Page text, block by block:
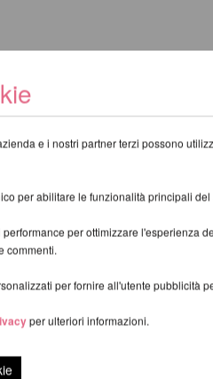
e i nostri partner terzi possono
per abilitare le funzionalità principali
per ottimizzare l'esperienza
commenti.
per fornire all'utente pubblicità
per ulteriori informazioni.